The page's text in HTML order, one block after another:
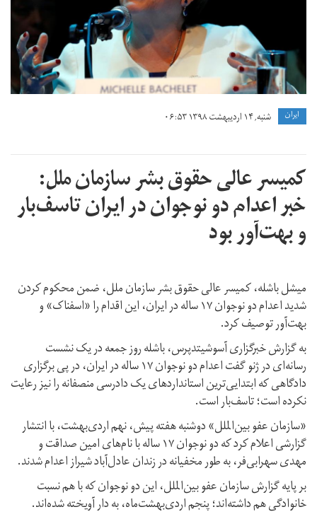
ايران شنبه, ۱۴ اردیبهشت ۱۳۹۸ ۰۶:۵۳
کمیسر عالی حقوق بشر سازمان ملل:
خبر اعدام دو نوجوان در ایران تاسف‌بار
و بهت‌‌آور بود
میشل باشله، کمیسر عالی حقوق بشر سازمان ملل، ضمن محکوم کردن
شدید اعدام دو نوجوان ۱۷ ساله در ایران، این اقدام را «اسفناک» و
بهت‌‌آور توصیف کرد.
به گزارش خبرگزاری آسوشیتدپرس، باشله روز جمعه در یک نشست
رسانه‌ای در ژنو گفت اعدام دو نوجوان ۱۷ ساله در ایران، در پی برگزاری
دادگاهی که ابتدایی‌ترین استانداردهای یک دادرسی منصفانه را نیز رعایت
نکرده است؛ تاسف‌بار است.
«سازمان عفو بین‌الملل» دوشنبه هفته پیش، نهم اردی‌بهشت، با انتشار
گزارشی اعلام کرد که دو نوجوان ۱۷ ساله با نام‌های امین صداقت و
مهدی سهرابی‌فر، به طور مخفیانه در زندان عادل‌آباد شیراز اعدام شدند.
بر پایه گزارش سازمان عفو بین‌الملل، این دو نوجوان که با هم نسبت
خانوادگی هم داشته‌اند؛ پنجم اردی‌بهشت‌ماه، به دار آویخته شده‌اند.